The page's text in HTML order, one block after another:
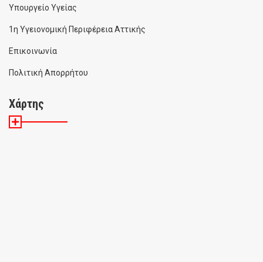
Υπουργείο Υγείας
1η Υγειονομική Περιφέρεια Αττικής
Επικοινωνία
Πολιτική Απορρήτου
Χάρτης